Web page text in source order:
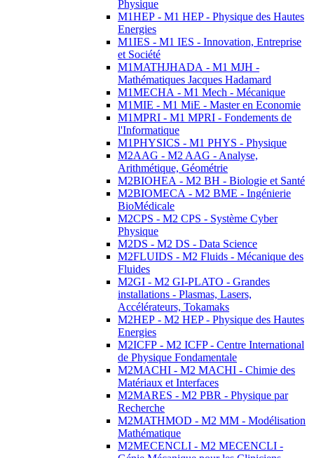
Physique
M1HEP - M1 HEP - Physique des Hautes
Energies
M1IES - M1 IES - Innovation, Entreprise
et Société
M1MATHJHADA - M1 MJH -
Mathématiques Jacques Hadamard
M1MECHA - M1 Mech - Mécanique
M1MIE - M1 MiE - Master en Economie
M1MPRI - M1 MPRI - Fondements de
l'Informatique
M1PHYSICS - M1 PHYS - Physique
M2AAG - M2 AAG - Analyse,
Arithmétique, Géométrie
M2BIOHEA - M2 BH - Biologie et Santé
M2BIOMECA - M2 BME - Ingénierie
BioMédicale
M2CPS - M2 CPS - Système Cyber
Physique
M2DS - M2 DS - Data Science
M2FLUIDS - M2 Fluids - Mécanique des
Fluides
M2GI - M2 GI-PLATO - Grandes
installations - Plasmas, Lasers,
Accélérateurs, Tokamaks
M2HEP - M2 HEP - Physique des Hautes
Energies
M2ICFP - M2 ICFP - Centre International
de Physique Fondamentale
M2MACHI - M2 MACHI - Chimie des
Matériaux et Interfaces
M2MARES - M2 PBR - Physique par
Recherche
M2MATHMOD - M2 MM - Modélisation
Mathématique
M2MECENCLI - M2 MECENCLI -